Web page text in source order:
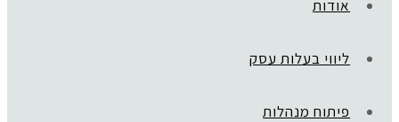
אודות
ליווי בעלות עסק
פיתוח מנהלות